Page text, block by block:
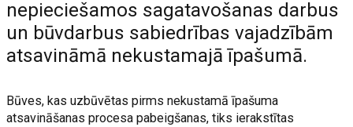
nepieciešamos sagatavošanas darbus
un būvdarbus sabiedrības vajadzībām
atsavināmā nekustamajā īpašumā.
Būves, kas uzbūvētas pirms nekustamā īpašuma
atsavināšanas procesa pabeigšanas, tiks ierakstītas